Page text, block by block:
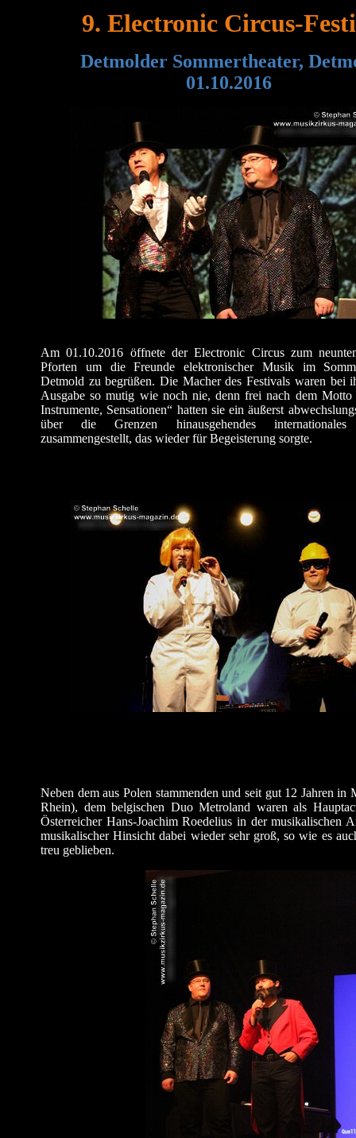
9. Electronic Circus-
Detmolder Sommertheater,
01.10.2016
Am 01.10.2016 öffnete der Electronic Circus zum
Pforten um die Freunde elektronischer Musik im
Detmold zu begrüßen. Die Macher des Festivals waren bei
Ausgabe so mutig wie noch nie, denn frei nach dem Motto
Instrumente, Sensationen“ hatten sie ein äußerst
über die Grenzen hinausgehendes internationales
zusammengestellt, das wieder für Begeisterung sorgte.
Neben dem aus Polen stammenden und seit gut 12 Jahren
Rhein), dem belgischen Duo Metroland waren als
Österreicher Hans-Joachim Roedelius in der musikalischen
musikalischer Hinsicht dabei wieder sehr groß, so wie es
treu geblieben.